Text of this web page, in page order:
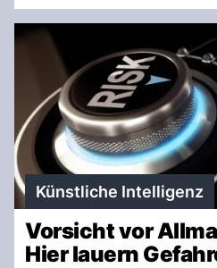
Künstliche Intelligenz
Vorsicht vor
Hier lauern